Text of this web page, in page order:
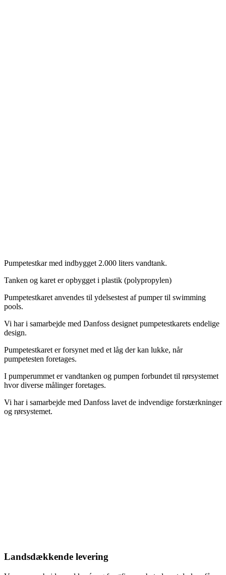
Pumpetestkar med indbygget 2.000 liters vandtank.
Tanken og karet er opbygget i plastik (polypropylen)
Pumpetestkaret anvendes til ydelsestest af pumper til swimming
pools.
Vi har i samarbejde med Danfoss designet pumpetestkarets endelige
design.
Pumpetestkaret er forsynet med et låg der kan lukke, når
pumpetesten foretages.
I pumperummet er vandtanken og pumpen forbundet til rørsystemet
hvor diverse målinger foretages.
Vi har i samarbejde med Danfoss lavet de indvendige forstærkninger
og rørsystemet.
Landsdækkende levering